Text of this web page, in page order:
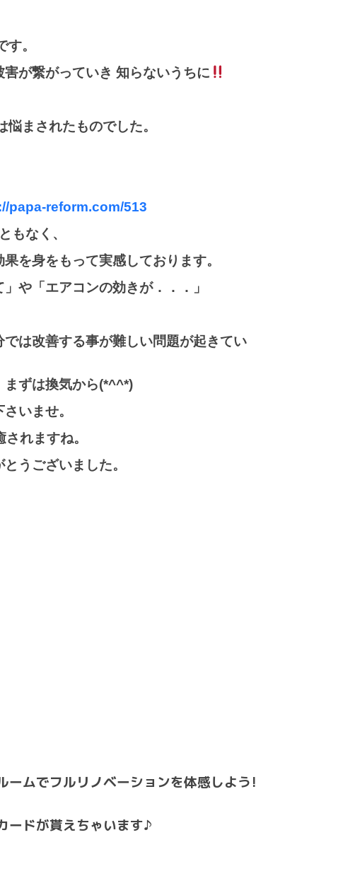
。
が繋がっていき 知らないうちに
悩まされたものでした。
papa-reform.com/513
もなく、
を身をもって実感しております。
や「エアコンの効きが．．．」
は改善する事が難しい問題が起きてい
まずは換気から(*^^*)
いませ。
れますね。
うございました。
ームでフルリノベーションを体感しよう!
ードが貰えちゃいます♪